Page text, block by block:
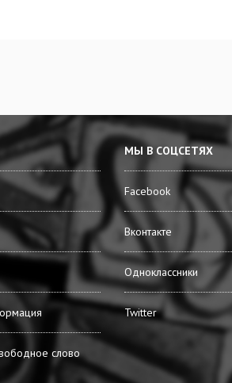
слово
МЫ В СОЦСЕТЯХ
Facebook
Вконтакте
Одноклассники
Twitter